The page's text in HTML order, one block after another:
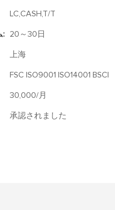
LC,CASH,T/T
: 20～30日
上海
FSC ISO9001 ISO14001 BSCI
30,000/月
承認されました